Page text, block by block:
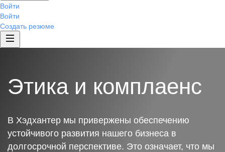
Войти
Войти
Создать резюме
Этика и комплаенс
В Хэдхантер мы привержены обеспечению
устойчивого развития нашего бизнеса в
долгосрочной перспективе. Это означает, что мы